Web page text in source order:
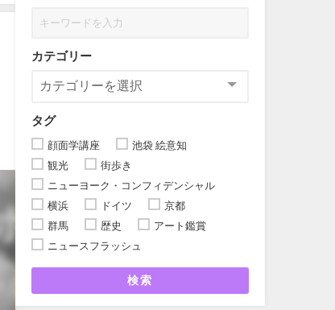
カテゴリー
タグ
顔面学講座
池袋 絵意知
観光
街歩き
ニューヨーク・コンフィデンシャル
横浜
ドイツ
京都
群馬
歴史
アート鑑賞
ニュースフラッシュ
検索